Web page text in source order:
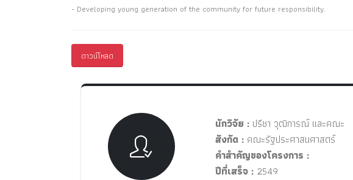
- Developing young generation of the community for future responsibility.
ดาวน์โหลด
นักวิจัย : ปรีชา วุฒิการณ์ และคณะ
สังกัด : คณะรัฐประศาสนศาสตร์
คำสำคัญของโครงการ :
ปีที่เสร็จ : 2549